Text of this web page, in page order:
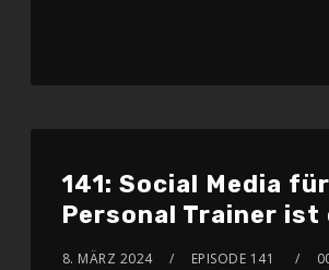
141: Social Media für
Personal Trainer ist
8. MÄRZ 2024 EPISODE 141